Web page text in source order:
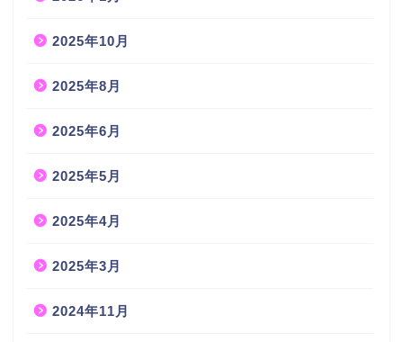
2025年10月
2025年8月
2025年6月
2025年5月
2025年4月
2025年3月
2024年11月